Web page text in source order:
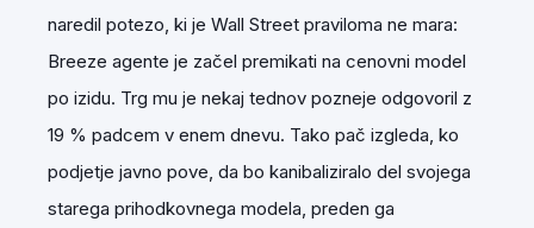
naredil potezo, ki je Wall Street praviloma ne mara:
Breeze agente je začel premikati na cenovni model
po izidu. Trg mu je nekaj tednov pozneje odgovoril z
19 % padcem v enem dnevu. Tako pač izgleda, ko
podjetje javno pove, da bo kanibaliziralo del svojega
starega prihodkovnega modela, preden ga